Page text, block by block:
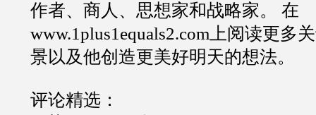
作者、商人、思想家和战略家。 在
www.1plus1equals2.com上阅读更多
景以及他创造更美好明天的想法。
评论精选：